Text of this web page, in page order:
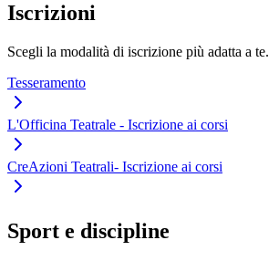
Iscrizioni
Scegli la modalità di iscrizione più adatta a te.
Tesseramento
L'Officina Teatrale - Iscrizione ai corsi
CreAzioni Teatrali- Iscrizione ai corsi
Sport e discipline